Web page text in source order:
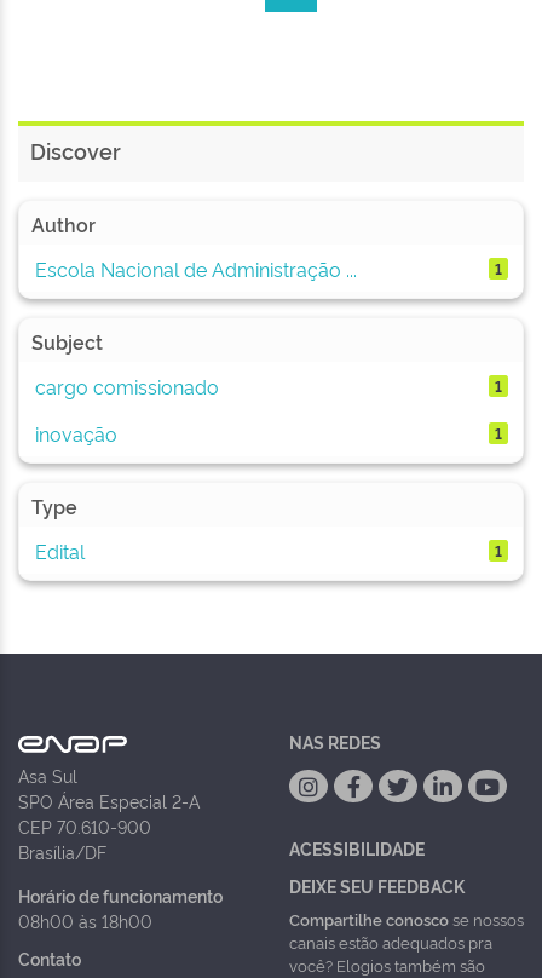
Discover
Author
Escola Nacional de Administração ...
1
Subject
cargo comissionado
1
inovação 1
Type
Edital
1
Asa Sul
SPO Área Especial 2-A
CEP 70.610-900
Brasília/DF
Horário de funcionamento
08h00 às 18h00
Contato
NAS REDES
ACESSIBILIDADE
DEIXE SEU FEEDBACK
Compartilhe conoscose nossos
canais estão adequados pra
você? Elogios também são